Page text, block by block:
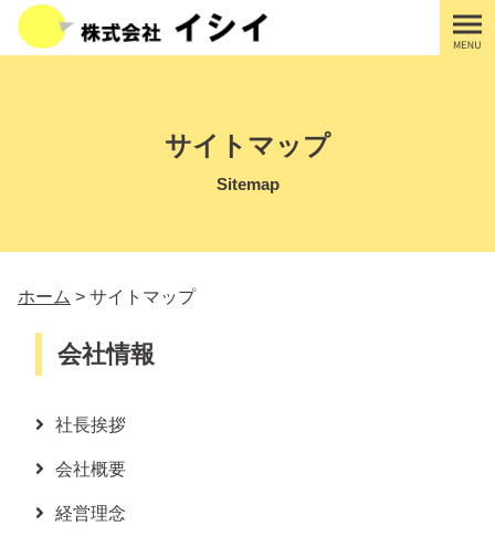
サイトマップ
Sitemap
ホーム > サイトマップ
会社情報
社長挨拶
会社概要
経営理念